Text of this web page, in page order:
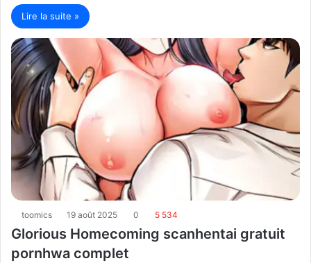
Lire la suite »
toomics 19 août 2025 0 5 534
Glorious Homecoming scanhentai gratuit
pornhwa complet